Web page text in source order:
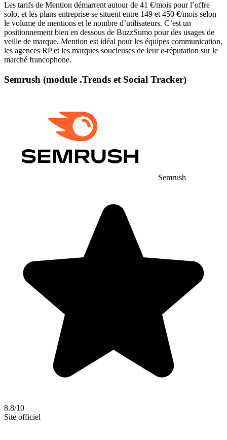
Les tarifs de Mention démarrent autour de 41 €/mois pour l’offre
solo, et les plans entreprise se situent entre 149 et 450 €/mois selon
le volume de mentions et le nombre d’utilisateurs. C’est un
positionnement bien en dessous de BuzzSumo pour des usages de
veille de marque. Mention est idéal pour les équipes communication,
les agences RP et les marques soucieuses de leur e-réputation sur le
marché francophone.
Semrush (module .Trends et Social Tracker)
Semrush
8.8/10
Site officiel